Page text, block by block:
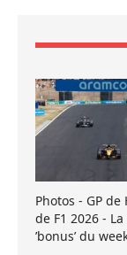
Photos - GP
de F1 2026 -
’bonus’ du